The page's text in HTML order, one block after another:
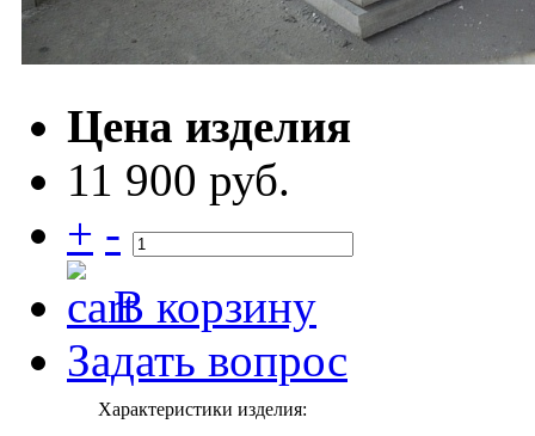
Цена изделия
11 900 руб.
+ -
В корзину
Задать вопрос
Характеристики изделия: